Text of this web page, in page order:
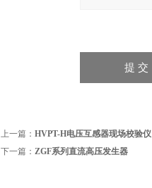
上一篇： HVPT-H电压互感器现场校验仪
下一篇： ZGF系列直流高压发生器